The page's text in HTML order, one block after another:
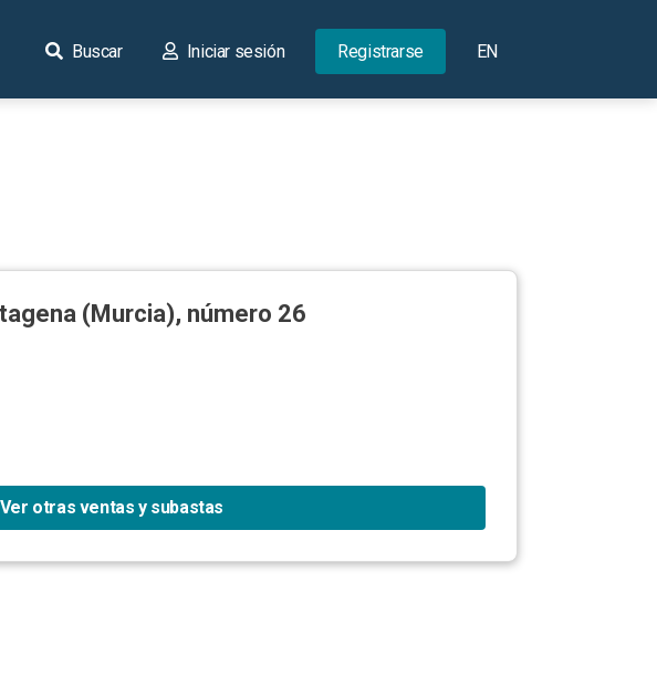
Buscar Iniciar sesión Registrarse EN
(Murcia), número 26
Ver otras ventas y subastas